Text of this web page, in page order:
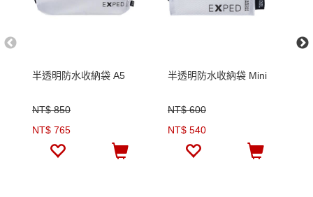
半透明防水收納袋 A5
NT$ 850
NT$ 765
半透明防水收納袋 Mini
NT$ 600
NT$ 540